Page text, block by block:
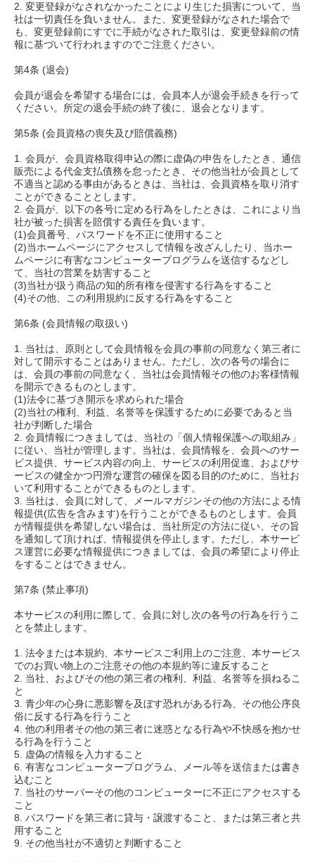
2. 変更登録がなされなかったことにより生じた損害について、当
社は一切責任を負いません。また、変更登録がなされた場合で
も、変更登録前にすでに手続がなされた取引は、変更登録前の情
報に基づいて行われますのでご注意ください。
第4条 (退会)
会員が退会を希望する場合には、会員本人が退会手続きを行って
ください。所定の退会手続の終了後に、退会となります。
第5条 (会員資格の喪失及び賠償義務)
1. 会員が、会員資格取得申込の際に虚偽の申告をしたとき、通信
販売による代金支払債務を怠ったとき、その他当社が会員として
不適当と認める事由があるときは、当社は、会員資格を取り消す
ことができることとします。
2. 会員が、以下の各号に定める行為をしたときは、これにより当
社が被った損害を賠償する責任を負います。
(1)会員番号、パスワードを不正に使用すること
(2)当ホームページにアクセスして情報を改ざんしたり、当ホー
ムページに有害なコンピュータープログラムを送信するなどし
て、当社の営業を妨害すること
(3)当社が扱う商品の知的所有権を侵害する行為をすること
(4)その他、この利用規約に反する行為をすること
第6条 (会員情報の取扱い)
1. 当社は、原則として会員情報を会員の事前の同意なく第三者に
対して開示することはありません。ただし、次の各号の場合に
は、会員の事前の同意なく、当社は会員情報その他のお客様情報
を開示できるものとします。
(1)法令に基づき開示を求められた場合
(2)当社の権利、利益、名誉等を保護するために必要であると当
社が判断した場合
2. 会員情報につきましては、当社の「個人情報保護への取組み」
に従い、当社が管理します。当社は、会員情報を、会員へのサー
ビス提供、サービス内容の向上、サービスの利用促進、およびサ
ービスの健全かつ円滑な運営の確保を図る目的のために、当社お
いて利用することができるものとします。
3. 当社は、会員に対して、メールマガジンその他の方法による情
報提供(広告を含みます)を行うことができるものとします。会員
が情報提供を希望しない場合は、当社所定の方法に従い、その旨
を通知して頂ければ、情報提供を停止します。ただし、本サービ
ス運営に必要な情報提供につきましては、会員の希望により停止
をすることはできません。
第7条 (禁止事項)
本サービスの利用に際して、会員に対し次の各号の行為を行うこ
とを禁止します。
1. 法令または本規約、本サービスご利用上のご注意、本サービス
でのお買い物上のご注意その他の本規約等に違反すること
2. 当社、およびその他の第三者の権利、利益、名誉等を損ねるこ
と
3. 青少年の心身に悪影響を及ぼす恐れがある行為、その他公序良
俗に反する行為を行うこと
4. 他の利用者その他の第三者に迷惑となる行為や不快感を抱かせ
る行為を行うこと
5. 虚偽の情報を入力すること
6. 有害なコンピュータープログラム、メール等を送信または書き
込むこと
7. 当社のサーバーその他のコンピューターに不正にアクセスする
こと
8. パスワードを第三者に貸与・譲渡すること、または第三者と共
用すること
9. その他当社が不適切と判断すること